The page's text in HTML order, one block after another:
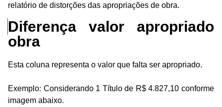
relatório de distorções das apropriações de obra.
Diferença valor apropriado
obra
Esta coluna representa o valor que falta ser apropriado.
Exemplo: Considerando 1 Título de R$ 4.827,10 conforme
imagem abaixo.